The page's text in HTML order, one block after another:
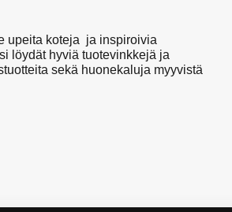
upeita koteja ja inspiroivia
löydät hyviä tuotevinkkejä ja
sekä huonekaluja myyvistä